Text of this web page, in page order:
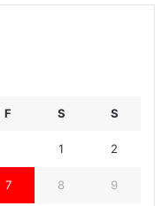
F S S
1 2
7 8 9